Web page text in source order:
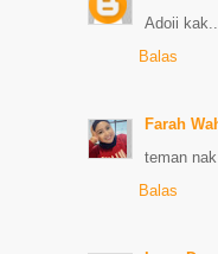
Adoii
Balas
Farah
teman
Balas